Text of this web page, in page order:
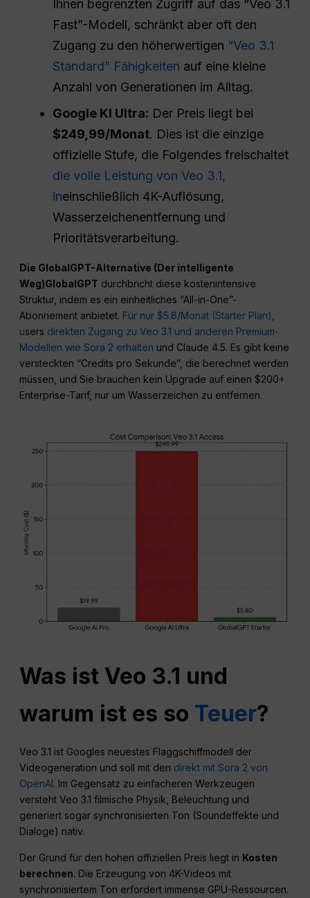
Ihnen begrenzten Zugriff auf das “Veo 3.1
Fast”-Modell, schränkt aber oft den
Zugang zu den höherwertigen “Veo 3.1
Standard” Fähigkeiten auf eine kleine
Anzahl von Generationen im Alltag.
Google KI Ultra: Der Preis liegt bei
$249,99/Monat. Dies ist die einzige
offizielle Stufe, die Folgendes freischaltet
die volle Leistung von Veo 3.1,
ineinschließlich 4K-Auflösung,
Wasserzeichenentfernung und
Prioritätsverarbeitung.
Die GlobalGPT-Alternative (Der intelligente
Weg)GlobalGPT durchbricht diese kostenintensive
Struktur, indem es ein einheitliches “All-in-One”-
Abonnement anbietet. Für nur $5.8/Monat (Starter Plan),
users direkten Zugang zu Veo 3.1 und anderen Premium-
Modellen wie Sora 2 erhalten und Claude 4.5. Es gibt keine
versteckten “Credits pro Sekunde”, die berechnet werden
müssen, und Sie brauchen kein Upgrade auf einen $200+
Enterprise-Tarif, nur um Wasserzeichen zu entfernen.
Was ist Veo 3.1 und
warum ist es so Teuer?
Veo 3.1 ist Googles neuestes Flaggschiffmodell der
Videogeneration und soll mit den direkt mit Sora 2 von
OpenAI. Im Gegensatz zu einfacheren Werkzeugen
versteht Veo 3.1 filmische Physik, Beleuchtung und
generiert sogar synchronisierten Ton (Soundeffekte und
Dialoge) nativ.
Der Grund für den hohen offiziellen Preis liegt in Kosten
berechnen. Die Erzeugung von 4K-Videos mit
synchronisiertem Ton erfordert immense GPU-Ressourcen.